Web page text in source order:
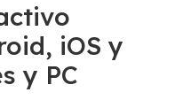
iOS y
y PC